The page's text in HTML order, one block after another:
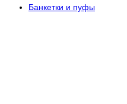
Банкетки и пуфы